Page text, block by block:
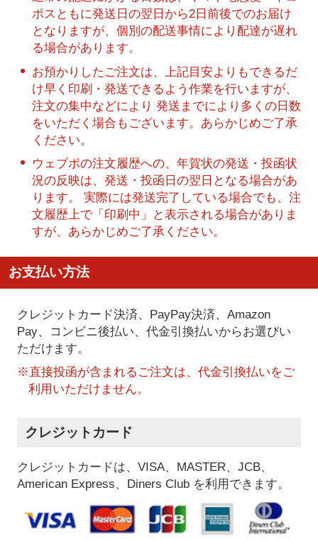
ポスともに発送日の翌日から2日前後でのお届け
となりますが、個別の配送事情により配達が遅れ
る場合があります。
お預かりしたご注文は、上記目安よりもできるだ
け早く印刷・発送できるよう作業を行いますが、
注文の集中などにより 発送までにより多くの日数
をいただく場合もございます。あらかじめご了承
ください。
ウェブポの注文履歴への、年賀状の発送・投函状
況の反映は、発送・投函日の翌日となる場合があ
ります。 実際には発送完了している場合でも、注
文履歴上で「印刷中」と表示される場合がありま
すが、あらかじめご了承ください。
お支払い方法
クレジットカード決済、PayPay決済、Amazon
Pay、コンビニ後払い、代金引換払いからお選びい
ただけます。
※直接投函が含まれるご注文は、代金引換払いをご
利用いただけません。
クレジットカード
クレジットカードは、VISA、MASTER、JCB、
American Express、Diners Club を利用できます。